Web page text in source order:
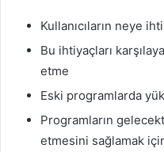
Kullanıcıların neye
Bu ihtiyaçları
etme
Eski programlarda
Programların
etmesini sağlamak